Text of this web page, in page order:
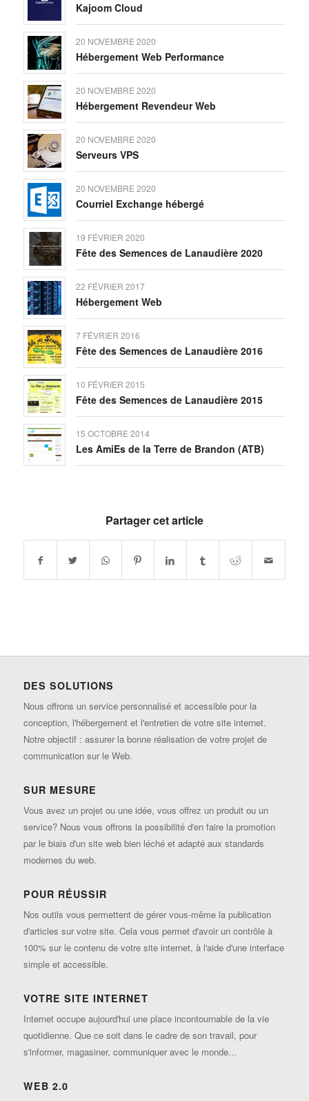
Kajoom Cloud
20 NOVEMBRE 2020
Hébergement Web Performance
20 NOVEMBRE 2020
Hébergement Revendeur Web
20 NOVEMBRE 2020
Serveurs VPS
20 NOVEMBRE 2020
Courriel Exchange hébergé
19 FÉVRIER 2020
Fête des Semences de Lanaudière 2020
22 FÉVRIER 2017
Hébergement Web
7 FÉVRIER 2016
Fête des Semences de Lanaudière 2016
10 FÉVRIER 2015
Fête des Semences de Lanaudière 2015
15 OCTOBRE 2014
Les AmiEs de la Terre de Brandon (ATB)
Partager cet article
DES SOLUTIONS
Nous offrons un service personnalisé et accessible pour la
conception, l'hébergement et l'entretien de votre site internet.
Notre objectif : assurer la bonne réalisation de votre projet de
communication sur le Web.
SUR MESURE
Vous avez un projet ou une idée, vous offrez un produit ou un
service? Nous vous offrons la possibilité d'en faire la promotion
par le biais d'un site web bien léché et adapté aux standards
modernes du web.
POUR RÉUSSIR
Nos outils vous permettent de gérer vous-même la publication
d'articles sur votre site. Cela vous permet d'avoir un contrôle à
100% sur le contenu de votre site internet, à l'aide d'une interface
simple et accessible.
VOTRE SITE INTERNET
Internet occupe aujourd'hui une place incontournable de la vie
quotidienne. Que ce soit dans le cadre de son travail, pour
s'informer, magasiner, communiquer avec le monde...
WEB 2.0